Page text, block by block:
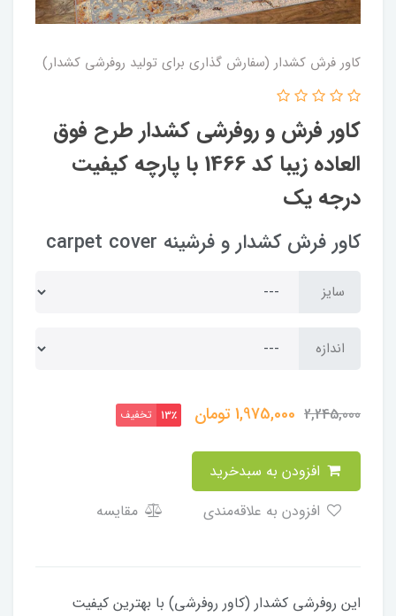
کاور فرش کشدار (سفارش گذاری برای تولید روفرشی کشدار)
کاور فرش و روفرشی کشدار طرح فوق
العاده زیبا کد 1466 با پارچه کیفیت
درجه یک
کاور فرش کشدار و فرشینه carpet cover
سایز
اندازه
2,245,000
1,975,000تومان 13٪ تخفیف
مقایسه
این روفرشی کشدار (کاور روفرشی) با بهترین کیفیت